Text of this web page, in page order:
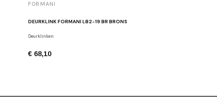
FORMANI
DEURKLINK FORMANI LB2-19 BR BRONS
Deurklinken
€ 68,10